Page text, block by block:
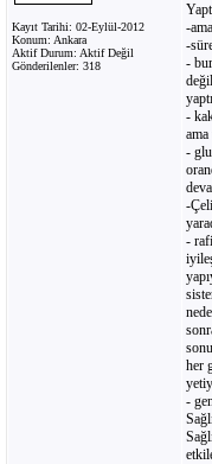
Kayıt Tarihi: 02-Eylül-2012
Konum: Ankara
Aktif Durum: Aktif Değil
Gönderilenler: 318
-
-
-
-
-
-
-
her
-